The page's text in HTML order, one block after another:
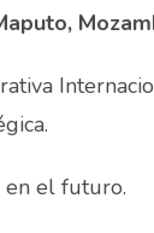
en el futuro.